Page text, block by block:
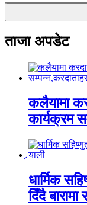
ताजा अपडेट
कलैयामा
कार्यक्रम
धार्मिक
दिँदै बारामा